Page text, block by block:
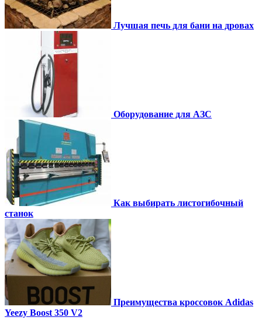
Лучшая печь для бани на дровах
Оборудование для АЗС
Как выбирать листогибочный
станок
Преимущества кроссовок Adidas
Yeezy Boost 350 V2